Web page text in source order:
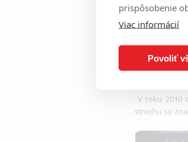
V roku 2010
strechu so
prispôsobenie
Viac informácií
Povoliť